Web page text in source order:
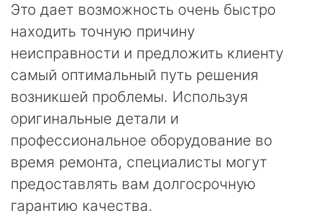
Это дает возможность очень быстро
находить точную причину
неисправности и предложить клиенту
самый оптимальный путь решения
возникшей проблемы. Используя
оригинальные детали и
профессиональное оборудование во
время ремонта, специалисты могут
предоставлять вам долгосрочную
гарантию качества.